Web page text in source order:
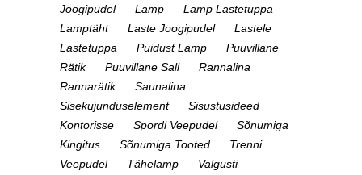
Joogipudel
Lamp
Lamp Lastetuppa
Lamptäht
Laste Joogipudel
Lastele
Lastetuppa
Puidust Lamp
Puuvillane
Rätik
Puuvillane Sall
Rannalina
Rannarätik
Saunalina
Sisekujunduselement
Sisustusideed
Kontorisse
Spordi Veepudel
Sõnumiga
Kingitus
Sõnumiga Tooted
Trenni
Veepudel
Tähelamp
Valgusti